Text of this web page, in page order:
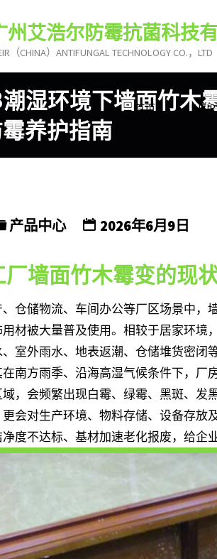
州艾浩尔防霉抗菌科技
（CHINA）ANTIFUNGAL TECHNOLOGY CO.，LTD
首页
湿环境下墙面竹木
养护指南
产品中心 2026年6月9日
厂墙面竹木霉变的现
仓储物流、车间办公等厂区场景中，
用材被大量普及使用。相较于居家环
室外雨水、地表返潮、仓储堆货密
南方雨季、沿海高湿气候条件下，厂
，会频繁出现白霉、绿霉、黑斑、
会对生产环境、物料存储、设备存放
度不达标、基材加速老化报废，给企